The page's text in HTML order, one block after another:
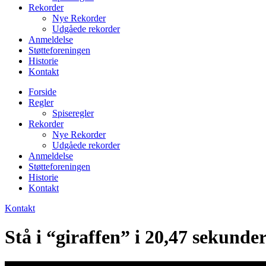
Rekorder
Nye Rekorder
Udgåede rekorder
Anmeldelse
Støtteforeningen
Historie
Kontakt
Forside
Regler
Spiseregler
Rekorder
Nye Rekorder
Udgåede rekorder
Anmeldelse
Støtteforeningen
Historie
Kontakt
Kontakt
Stå i “giraffen” i 20,47